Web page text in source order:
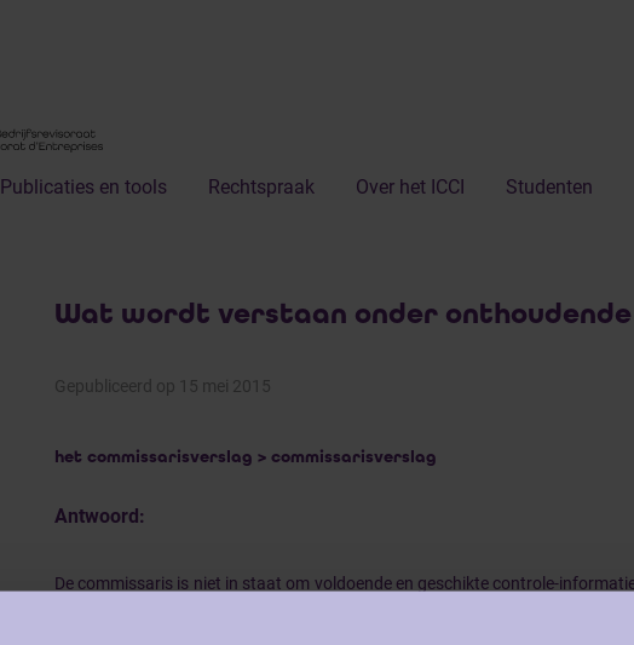
Publicaties en tools Rechtspraak Over het ICCI Studenten
Wat wordt verstaan onder
Gepubliceerd op 15 mei 2015
het commissarisverslag > commissarisverslag
Antwoord:
De commissaris is niet in staat om voldoende en geschikte controle-
als geheel vrij is van een afwijking van materieel belang. Bovendien
jaarrekening van deze beperking zowel als van materieel belang voor, als